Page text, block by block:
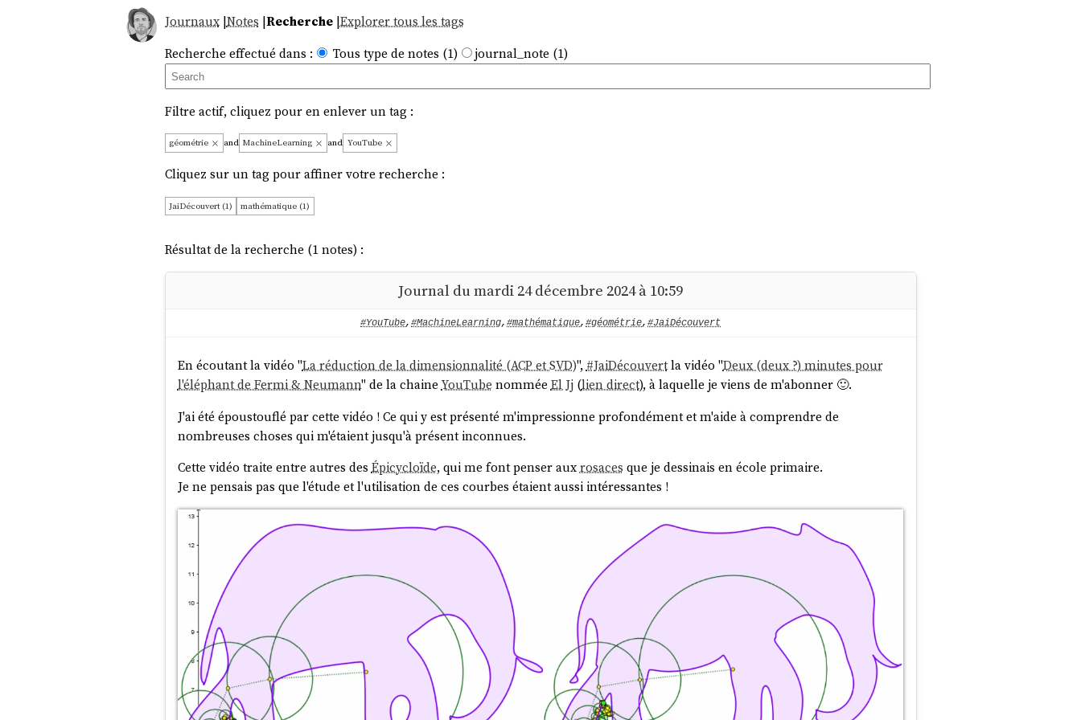
Journaux|Notes |Recherche|Explorer tous les tags
Recherche effectué dans :
Tous type de notes (1) journal_note (1)
Filtre actif, cliquez pour en enlever un tag :
géométrie and MachineLearning and YouTube
Cliquez sur un tag pour affiner votre recherche :
JaiDécouvert (1) mathématique (1)
Résultat de la recherche (1 notes) :
Journal du mardi 24 décembre 2024 à 10:59
#YouTube, #MachineLearning, #mathématique, #géométrie, #JaiDécouvert
En écoutant la vidéo "La réduction de la dimensionnalité (ACP et SVD)",#JaiDécouvertla vidéo "Deux (deux ?) minutes pour
l'éléphant de Fermi & Neumann" de la chaineYouTube nomméeEl Jj(lien direct), à laquelle je viens de m'abonner 🙂.
J'ai été époustouflé par cette vidéo ! Ce qui y est présenté m'impressionne profondément et m'aide à comprendre de
nombreuses choses qui m'étaient jusqu'à présent inconnues.
Cette vidéo traite entre autres desÉpicycloïde, qui me font penser auxrosaces que je dessinais en école primaire.
Je ne pensais pas que l'étude et l'utilisation de ces courbes étaient aussi intéressantes !